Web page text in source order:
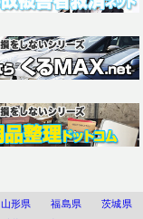
山形県 福島県
茨城県